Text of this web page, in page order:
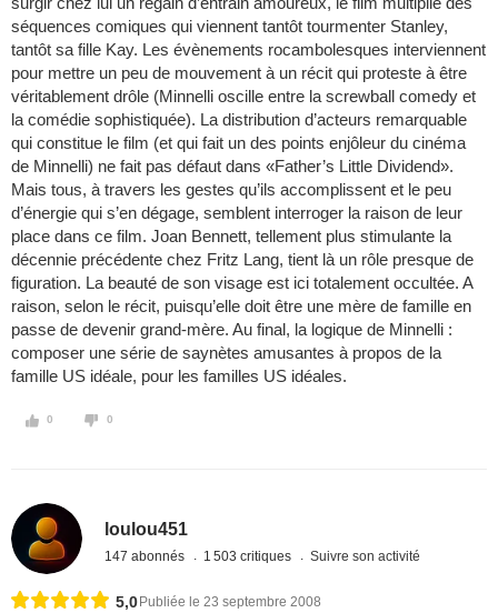
séquences comiques qui viennent tantôt tourmenter Stanley,
tantôt sa fille Kay. Les évènements rocambolesques interviennent
pour mettre un peu de mouvement à un récit qui proteste à être
véritablement drôle (Minnelli oscille entre la screwball comedy et
la comédie sophistiquée). La distribution d’acteurs remarquable
qui constitue le film (et qui fait un des points enjôleur du cinéma
de Minnelli) ne fait pas défaut dans «Father’s Little Dividend».
Mais tous, à travers les gestes qu’ils accomplissent et le peu
d’énergie qui s’en dégage, semblent interroger la raison de leur
place dans ce film. Joan Bennett, tellement plus stimulante la
décennie précédente chez Fritz Lang, tient là un rôle presque de
figuration. La beauté de son visage est ici totalement occultée. A
raison, selon le récit, puisqu’elle doit être une mère de famille en
passe de devenir grand-mère. Au final, la logique de Minnelli :
composer une série de saynètes amusantes à propos de la
famille US idéale, pour les familles US idéales.
0 0
loulou451
147 abonnés 1 503 critiques Suivre son activité
5,0 Publiée le 23 septembre 2008